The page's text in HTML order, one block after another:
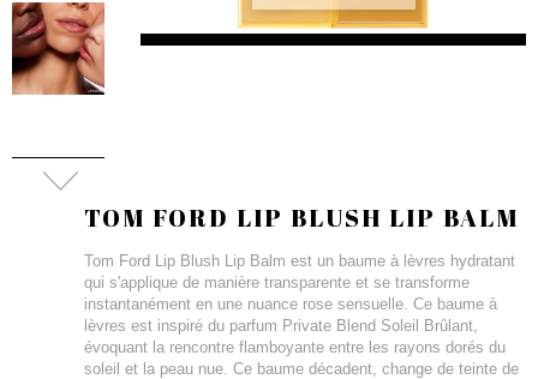
TOM FORD LIP BLUSH LIP BALM
Tom Ford Lip Blush Lip Balm est un baume à lèvres hydratant
qui s'applique de manière transparente et se transforme
instantanément en une nuance rose sensuelle. Ce baume à
lèvres est inspiré du parfum Private Blend Soleil Brûlant,
évoquant la rencontre flamboyante entre les rayons dorés du
soleil et la peau nue. Ce baume décadent, change de teinte de